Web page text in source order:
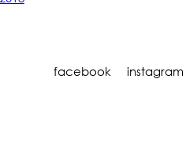
facebook instagram